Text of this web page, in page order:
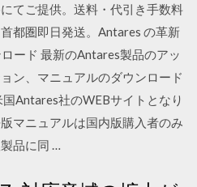
てご提供。送料・代引き手数料
都圏即日発送。Antares の革新
ード 最新のAntares製品のアッ
ン、マニュアルのダウンロード
Antares社のWEBサイトとなり
マニュアルは国内版購入者のみ
品に同 …